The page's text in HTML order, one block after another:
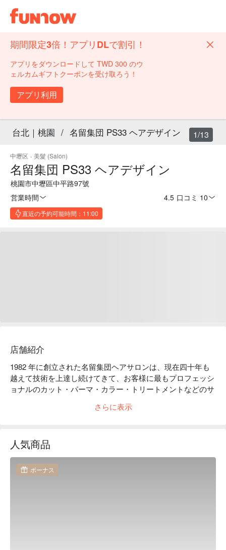
期間限定3倍！アプリDLで割引！
アプリをダウンロードして TWD 300 のウ
ェルカムギフトクーポンを受け取ろう！
アプリ利用
台北｜桃園 / 名留集団 PS33 ヘアデザイン
中壢区 · 美髮 (Salon)
名留集団 PS33 ヘアデザイン
桃園市中壢區中平路97號
営業時間
4.5· 口コミ 10
直近の予約可能時間：11:00
1/13
店舗紹介
1982 年に創立された名留集団ヘアサロンは、現在四十年も
越えて技術を上達し続けてきて、お客様に最もプロフェッシ
ョナルのカット・パーマ・カラー・トリートメントなどのサ
ず、お客様一人一人の最適なスタイルに仕上がる上質なサー
さらに表示
人気商品
ボーナス